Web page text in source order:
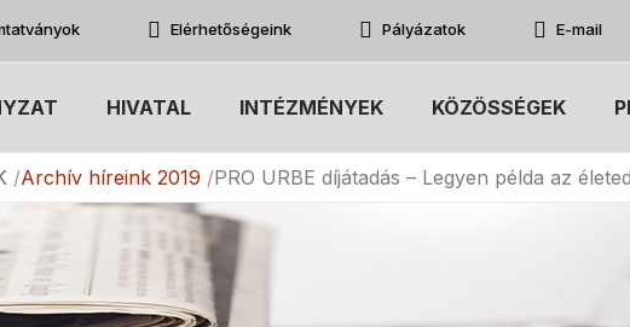
Elérhetőségeink Pályázatok E-mail
HIVATAL INTÉZMÉNYEK KÖZÖSSÉGEK
Archív híreink 2019 PRO URBE díjátadás – Legyen példa az életed